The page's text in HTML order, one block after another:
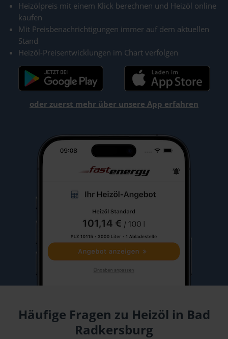
Heizölpreis mit einem Klick berechnen und Heizöl online
kaufen
Mit Preisbenachrichtigungen immer auf dem aktuellen
Stand
Heizöl-Preisentwicklungen im Chart verfolgen
oder zuerst mehr über unsere App erfahren
Häufige Fragen zu Heizöl in Bad
Radkersburg